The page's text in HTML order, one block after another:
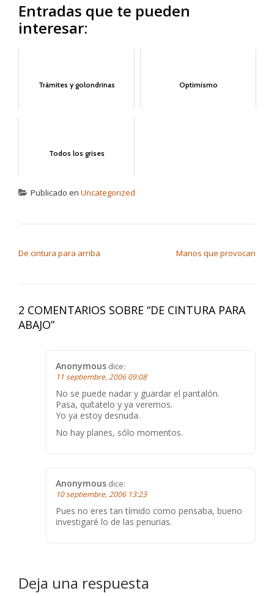
Entradas que te pueden
interesar:
Trámites y golondrinas Optimismo
Todos los grises
Publicado en Uncategorized
De cintura para arriba Manos que provocan
2 COMENTARIOS SOBRE “DE CINTURA PARA
ABAJO”
Anonymous dice:
11 septiembre, 2006 09:08
No se puede nadar y guardar el pantalón.
Pasa, quítatelo y ya veremos.
Yo ya estoy desnuda.
No hay planes, sólo momentos.
Anonymous dice:
10 septiembre, 2006 13:23
Pues no eres tan tímido como pensaba, bueno
investigaré lo de las penurias.
Deja una respuesta